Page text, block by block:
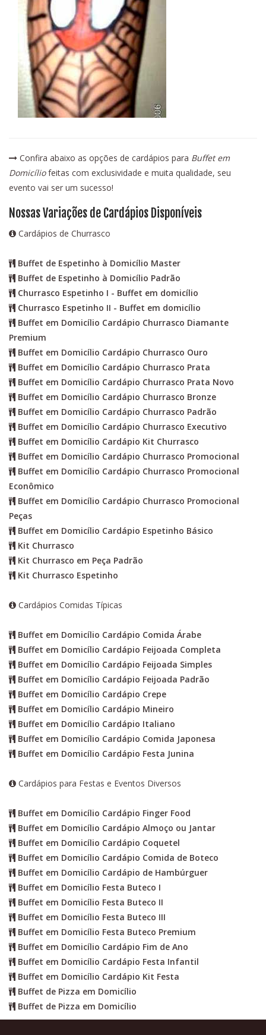
Confira abaixo as opções de cardápios para Buffet em
Domicíliofeitas com exclusividade e muita qualidade, seu
evento vai ser um sucesso!
Nossas Variações de Cardápios Disponíveis
Cardápios de Churrasco
Buffet de Espetinho à Domicílio Master
Buffet de Espetinho à Domicílio Padrão
Churrasco Espetinho I - Buffet em domicílio
Churrasco Espetinho II - Buffet em domicílio
Buffet em Domicílio Cardápio Churrasco Diamante
Premium
Buffet em Domicílio Cardápio Churrasco Ouro
Buffet em Domicílio Cardápio Churrasco Prata
Buffet em Domicílio Cardápio Churrasco Prata Novo
Buffet em Domicílio Cardápio Churrasco Bronze
Buffet em Domicílio Cardápio Churrasco Padrão
Buffet em Domicílio Cardápio Churrasco Executivo
Buffet em Domicílio Cardápio Kit Churrasco
Buffet em Domicílio Cardápio Churrasco Promocional
Buffet em Domicílio Cardápio Churrasco Promocional
Econômico
Buffet em Domicílio Cardápio Churrasco Promocional
Peças
Buffet em Domicílio Cardápio Espetinho Básico
Kit Churrasco
Kit Churrasco em Peça Padrão
Kit Churrasco Espetinho
Cardápios Comidas Típicas
Buffet em Domicílio Cardápio Comida Árabe
Buffet em Domicílio Cardápio Feijoada Completa
Buffet em Domicílio Cardápio Feijoada Simples
Buffet em Domicílio Cardápio Feijoada Padrão
Buffet em Domicílio Cardápio Crepe
Buffet em Domicílio Cardápio Mineiro
Buffet em Domicílio Cardápio Italiano
Buffet em Domicílio Cardápio Comida Japonesa
Buffet em Domicílio Cardápio Festa Junina
Cardápios para Festas e Eventos Diversos
Buffet em Domicílio Cardápio Finger Food
Buffet em Domicílio Cardápio Almoço ou Jantar
Buffet em Domicílio Cardápio Coquetel
Buffet em Domicílio Cardápio Comida de Boteco
Buffet em Domicílio Cardápio de Hambúrguer
Buffet em Domicílio Festa Buteco I
Buffet em Domicílio Festa Buteco II
Buffet em Domicílio Festa Buteco III
Buffet em Domicílio Festa Buteco Premium
Buffet em Domicílio Cardápio Fim de Ano
Buffet em Domicílio Cardápio Festa Infantil
Buffet em Domicílio Cardápio Kit Festa
Buffet de Pizza em Domicílio
Buffet de Pizza em Domicílio